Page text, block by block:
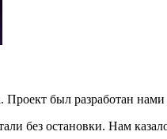
Проект был разработан
без остановки. Нам